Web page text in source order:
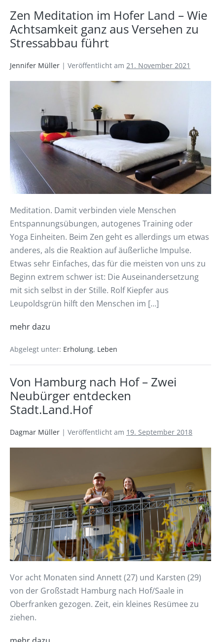
Zen Meditation im Hofer Land – Wie
Achtsamkeit ganz aus Versehen zu
Stressabbau führt
Jennifer Müller | Veröffentlicht am 21. November 2021
Meditation. Damit verbinden viele Menschen
Entspannungsübungen, autogenes Training oder
Yoga Einheiten. Beim Zen geht es allerdings um etwas
anderes, als die Reaktion auf äußerliche Impulse.
Etwas sehr Einfaches, das für die meisten von uns zu
Beginn extrem schwer ist: Die Auseinandersetzung
mit sich selbst in der Stille. Rolf Kiepfer aus
Leupoldsgrün hilft den Menschen im […]
mehr dazu
Abgelegt unter: Erholung, Leben
Von Hamburg nach Hof – Zwei
Neubürger entdecken
Stadt.Land.Hof
Dagmar Müller | Veröffentlicht am 19. September 2018
Vor acht Monaten sind Annett (27) und Karsten (29)
von der Großstadt Hamburg nach Hof/Saale in
Oberfranken gezogen. Zeit, ein kleines Resümee zu
ziehen.